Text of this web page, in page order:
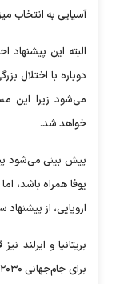
آسیایی به انتخاب
البته این پیشنهاد
دوباره با اختلال
می‌شود زیرا این
خواهد شد.
پیش بینی می‌شود
یوفا همراه باشد،
اروپایی، از
بریتانیا و